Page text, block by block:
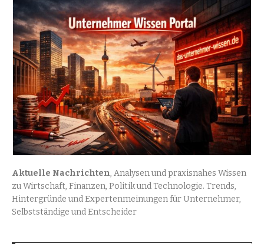
Aktuelle Nachrichten, Analysen und praxisnahes Wissen
zu Wirtschaft, Finanzen, Politik und Technologie. Trends,
Hintergründe und Expertenmeinungen für Unternehmer,
Selbstständige und Entscheider